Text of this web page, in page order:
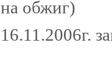
на обжиг)
16.11.2006г.